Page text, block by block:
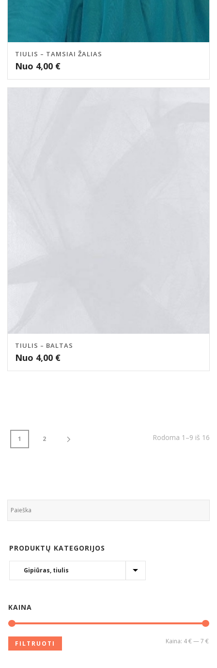
TIULIS – TAMSIAI ŽALIAS
Nuo 4,00 €
TIULIS – BALTAS
Nuo 4,00 €
1 2 Rodoma 1–9 iš 16
PRODUKTŲ KATEGORIJOS
KAINA
FILTRUOTI Kaina: 4 €—7 €